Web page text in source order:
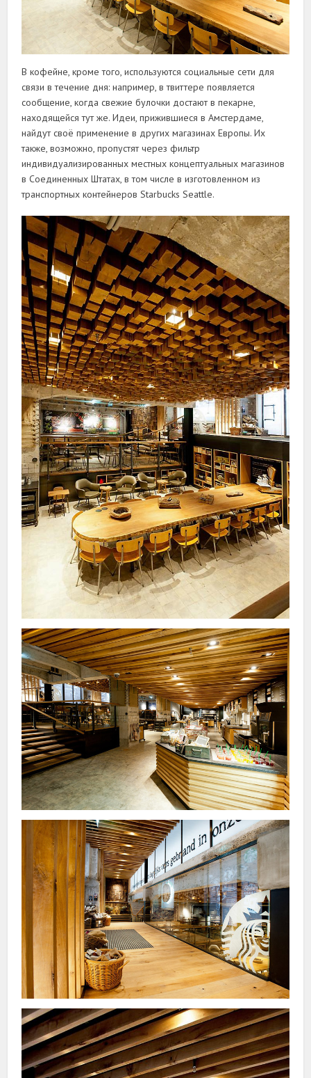
В кофейне, кроме того, используются социальные сети для
связи в течение дня: например, в твиттере появляется
сообщение, когда свежие булочки достают в пекарне,
находящейся тут же. Идеи, прижившиеся в Амстердаме,
найдут своё применение в других магазинах Европы. Их
также, возможно, пропустят через фильтр
индивидуализированных местных концептуальных магазинов
в Соединенных Штатах, в том числе в изготовленном из
транспортных контейнеров Starbucks Seattle.